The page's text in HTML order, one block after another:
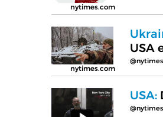
nytimes.com
nytimes.com
USA
@nytimes
USA:
@nytimes